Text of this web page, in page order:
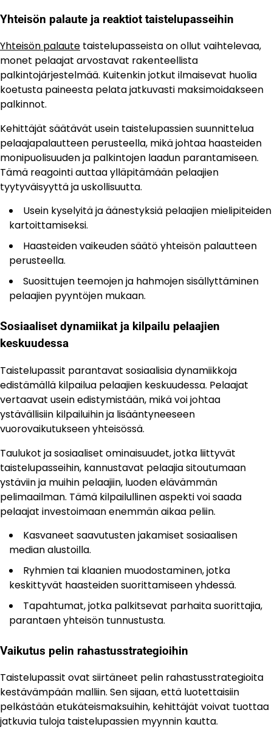
Yhteisön palaute ja reaktiot taistelupasseihin
Yhteisön palaute taistelupasseista on ollut vaihtelevaa,
monet pelaajat arvostavat rakenteellista
palkintojärjestelmää. Kuitenkin jotkut ilmaisevat huolia
koetusta paineesta pelata jatkuvasti maksimoidakseen
palkinnot.
Kehittäjät säätävät usein taistelupassien suunnittelua
pelaajapalautteen perusteella, mikä johtaa haasteiden
monipuolisuuden ja palkintojen laadun parantamiseen.
Tämä reagointi auttaa ylläpitämään pelaajien
tyytyväisyyttä ja uskollisuutta.
Usein kyselyitä ja äänestyksiä pelaajien mielipiteiden
kartoittamiseksi.
Haasteiden vaikeuden säätö yhteisön palautteen
perusteella.
Suosittujen teemojen ja hahmojen sisällyttäminen
pelaajien pyyntöjen mukaan.
Sosiaaliset dynamiikat ja kilpailu pelaajien
keskuudessa
Taistelupassit parantavat sosiaalisia dynamiikkoja
edistämällä kilpailua pelaajien keskuudessa. Pelaajat
vertaavat usein edistymistään, mikä voi johtaa
ystävällisiin kilpailuihin ja lisääntyneeseen
vuorovaikutukseen yhteisössä.
Taulukot ja sosiaaliset ominaisuudet, jotka liittyvät
taistelupasseihin, kannustavat pelaajia sitoutumaan
ystäviin ja muihin pelaajiin, luoden elävämmän
pelimaailman. Tämä kilpailullinen aspekti voi saada
pelaajat investoimaan enemmän aikaa peliin.
Kasvaneet saavutusten jakamiset sosiaalisen
median alustoilla.
Ryhmien tai klaanien muodostaminen, jotka
keskittyvät haasteiden suorittamiseen yhdessä.
Tapahtumat, jotka palkitsevat parhaita suorittajia,
parantaen yhteisön tunnustusta.
Vaikutus pelin rahastusstrategioihin
Taistelupassit ovat siirtäneet pelin rahastusstrategioita
kestävämpään malliin. Sen sijaan, että luotettaisiin
pelkästään etukäteismaksuihin, kehittäjät voivat tuottaa
jatkuvia tuloja taistelupassien myynnin kautta.